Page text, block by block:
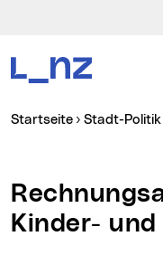
Sie sind hier:
Startseite Stadt-Politik
Rechnungsabschluss 2011 -
Kinder-